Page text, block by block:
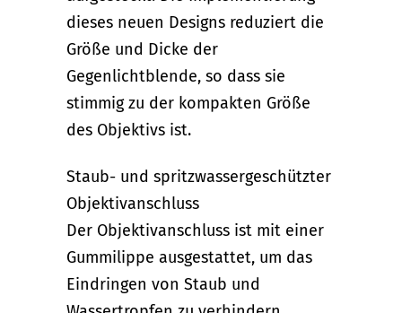
dieses neuen Designs reduziert die
Größe und Dicke der
Gegenlichtblende, so dass sie
stimmig zu der kompakten Größe
des Objektivs ist.
Staub- und spritzwassergeschützter
Objektivanschluss
Der Objektivanschluss ist mit einer
Gummilippe ausgestattet, um das
Eindringen von Staub und